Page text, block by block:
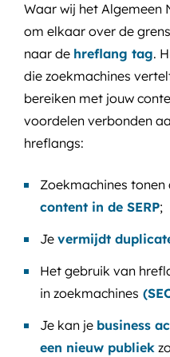
Waar wij het Algemeen
om elkaar over de
naar de hreflang tag.
die zoekmachines
bereiken met jouw
voordelen verbonden
hreflangs:
Zoekmachines tonen
content in de SERP;
Je vermijdt
Het gebruik van
in zoekmachines
Je kan je business
een nieuw publiek